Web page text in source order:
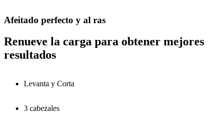
Afeitado perfecto y al ras
Renueve la carga para obtener mejores
resultados
Levanta y Corta
3 cabezales